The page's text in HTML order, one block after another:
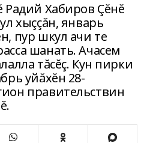
Радий Хабиров Çĕнĕ
хыççăн, январь
пур шкул ачи те
шанать. Ачасем
тăсĕç. Кун пирки
уйăхĕн 28-
правительствин